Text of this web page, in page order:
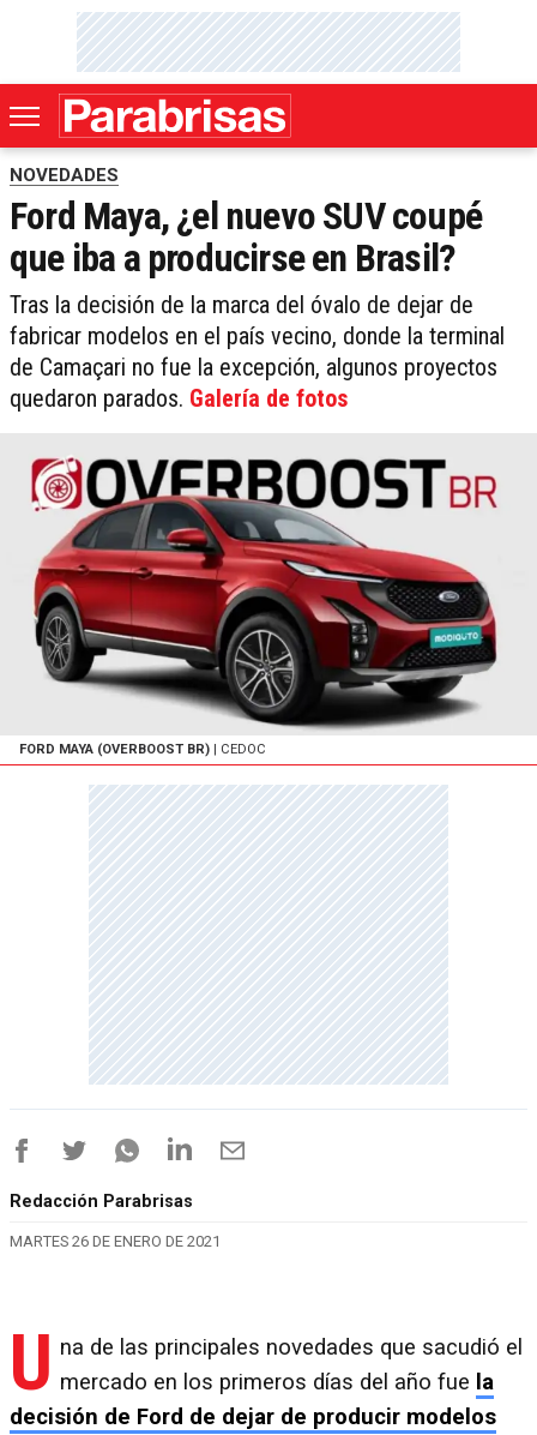
NOVEDADES
Ford Maya, ¿el nuevo SUV coupé
que iba a producirse en Brasil?
Tras la decisión de la marca del óvalo de dejar de
fabricar modelos en el país vecino, donde la terminal
de Camaçari no fue la excepción, algunos proyectos
quedaron parados. Galería de fotos
FORD MAYA (OVERBOOST BR) | CEDOC
Redacción Parabrisas
MARTES 26 DE ENERO DE 2021
U na de las principales novedades que sacudió el
mercado en los primeros días del año fue la
decisión de Ford de dejar de producir modelos